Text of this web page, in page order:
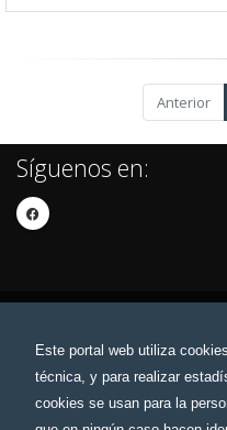
Este portal web utiliza
técnica, y para realizar
cookies se usan para la
Anterior
Síguenos en: